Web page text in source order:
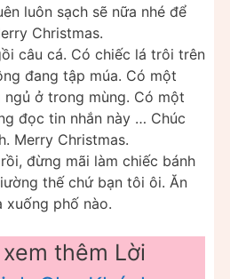
luôn sạch sẽ nữa nhé để
Christmas.
câu cá. Có chiếc lá trôi trên
đang tập múa. Có một
ngủ ở trong mùng. Có một
đọc tin nhắn này … Chúc
Merry Christmas.
đừng mãi làm chiếc bánh
thế chứ bạn tôi ôi. Ăn
xuống phố nào.
thêm Lời